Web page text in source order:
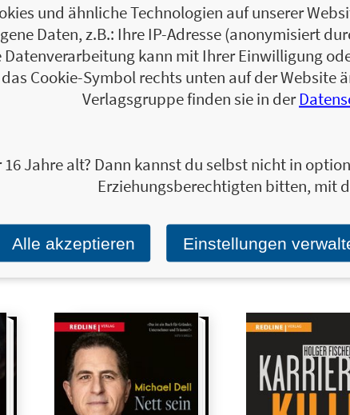
22,00 €
Scary Smart
Die Zukunft der künstlichen
ihrer Hilfe unseren Planeten
retten
50 Ideen für neue
Ideen
wollen
und ähnliche Technologien auf unserer
Daten, z.B.: Ihre IP-Adresse (anonymisiert
kann mit Ihrer Einwilligung
Cookie-Symbol rechts unten auf der
Verlagsgruppe finden sie in der
16 Jahre alt? Dann kannst du selbst nicht in
Erziehungsberechtigten bitten, mit
Alle akzeptieren Einstellungen